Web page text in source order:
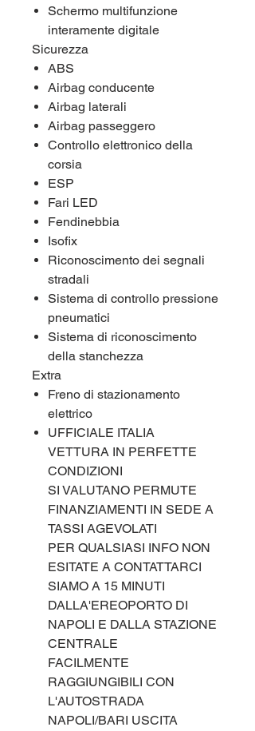
Schermo multifunzione
interamente digitale
Sicurezza
ABS
Airbag conducente
Airbag laterali
Airbag passeggero
Controllo elettronico della
corsia
ESP
Fari LED
Fendinebbia
Isofix
Riconoscimento dei segnali
stradali
Sistema di controllo pressione
pneumatici
Sistema di riconoscimento
della stanchezza
Extra
Freno di stazionamento
elettrico
UFFICIALE ITALIA
VETTURA IN PERFETTE
CONDIZIONI
SI VALUTANO PERMUTE
FINANZIAMENTI IN SEDE A
TASSI AGEVOLATI
PER QUALSIASI INFO NON
ESITATE A CONTATTARCI
SIAMO A 15 MINUTI
DALLA'EREOPORTO DI
NAPOLI E DALLA STAZIONE
CENTRALE
FACILMENTE
RAGGIUNGIBILI CON
L'AUTOSTRADA
NAPOLI/BARI USCITA